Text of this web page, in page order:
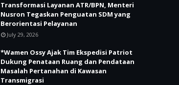
Transformasi Layanan ATR/BPN, Menteri
Nusron Tegaskan Penguatan SDM yang
Berorientasi Pelayanan
July 29, 2026
*Wamen Ossy Ajak Tim Ekspedisi Patriot
Dukung Penataan Ruang dan Pendataan
Masalah Pertanahan di Kawasan
Transmigrasi